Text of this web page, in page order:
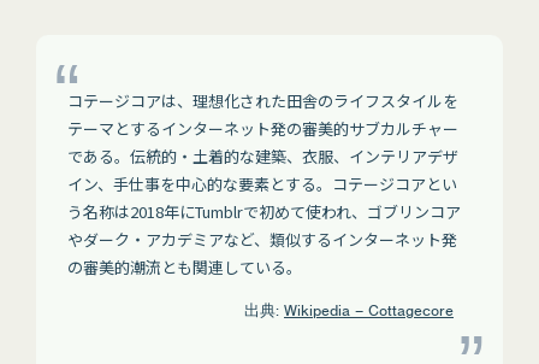
コテージコアは、理想化された田舎のライフスタイルを
テーマとするインターネット発の審美的サブカルチャー
である。伝統的・土着的な建築、衣服、インテリアデザ
イン、手仕事を中心的な要素とする。コテージコアとい
う名称は2018年にTumblrで初めて使われ、ゴブリンコア
やダーク・アカデミアなど、類似するインターネット発
の審美的潮流とも関連している。
出典: Wikipedia – Cottagecore